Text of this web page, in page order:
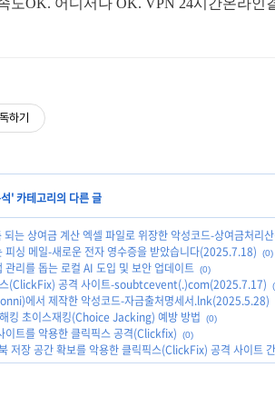
도OK. 어디서나 OK. VPN 24시간온라인
하기
' 카테고리의 다른 글
는 상여금 계산 엑셀 파일로 위장한 악성코드-상여금처리
피싱 메일-새로운 전자 영수증을 받았습니다(2025.7.18) (0)
리를 돕는 로컬 AI 도입 및 보안 업데이트 (0)
스(ClickFix) 공격 사이트-soubtcevent(.)com(2025.7.17)
에서 제작한 악성코드-자금출처명세서.lnk(2025.5.28)
킹 초이스재킹(Choice Jacking) 예방 방법 (0)
트를 악용한 클릭픽스 공격(Clickfix) (0)
저장 공간 확보를 악용한 클릭픽스(ClickFix) 공격 사이트